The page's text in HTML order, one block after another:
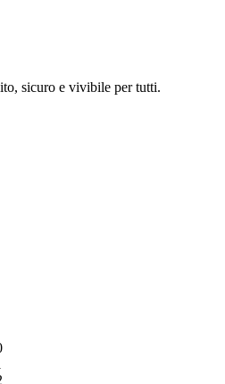
sicuro e vivibile per tutti.